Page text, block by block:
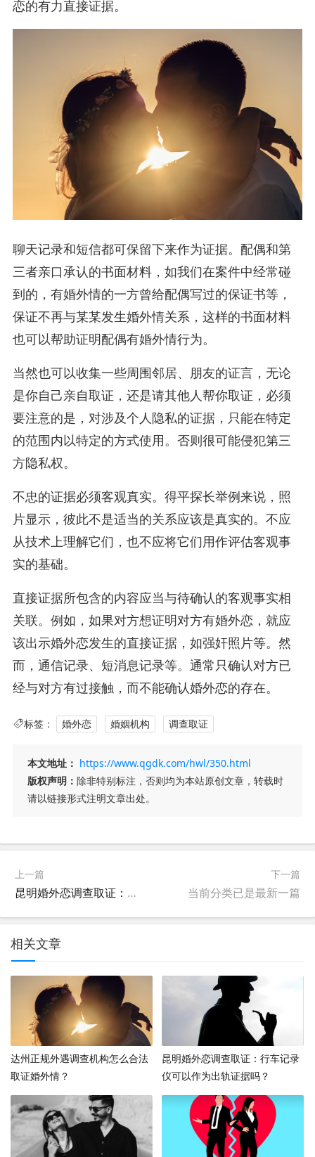
恋的有力直接证据。
聊天记录和短信都可保留下来作为证据。配偶和第
三者亲口承认的书面材料，如我们在案件中经常碰
到的，有婚外情的一方曾给配偶写过的保证书等，
保证不再与某某发生婚外情关系，这样的书面材料
也可以帮助证明配偶有婚外情行为。
当然也可以收集一些周围邻居、朋友的证言，无论
是你自己亲自取证，还是请其他人帮你取证，必须
要注意的是，对涉及个人隐私的证据，只能在特定
的范围内以特定的方式使用。否则很可能侵犯第三
方隐私权。
不忠的证据必须客观真实。得平探长举例来说，照
片显示，彼此不是适当的关系应该是真实的。不应
从技术上理解它们，也不应将它们用作评估客观事
实的基础。
直接证据所包含的内容应当与待确认的客观事实相
关联。例如，如果对方想证明对方有婚外恋，就应
该出示婚外恋发生的直接证据，如强奸照片等。然
而，通信记录、短消息记录等。通常只确认对方已
经与对方有过接触，而不能确认婚外恋的存在。
标签： 婚外恋 婚姻机构 调查取证
本文地址： https://www.qgdk.com/hwl/350.html
版权声明： 除非特别标注，否则均为本站原创文章，转载时
请以链接形式注明文章出处。
上一篇
昆明婚外恋调查取证：行车记录仪可以作为出轨证据吗？
下一篇
当前分类已是最新一篇
相关文章
达州正规外遇调查机构怎么合法
取证婚外情？
昆明婚外恋调查取证：行车记录
仪可以作为出轨证据吗？